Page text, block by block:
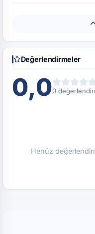
Değerlendirmeler
0,00
Henüz